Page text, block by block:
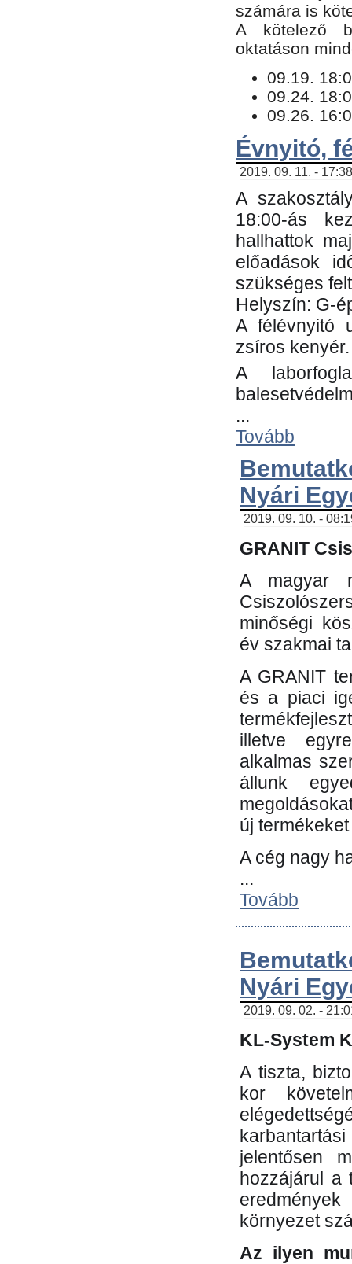
számára is
​A kötelező
oktatáson
09.19.
09.24.
09.26.
Évnyitó,
2019. 09. 11. -
A
18:00-ás
hallhattok
előadások
szükséges
Helyszín: G-
A félévnyitó
zsíros kenyér.
A
...
Tovább
Nyári
2019. 09. 10. -
GRANIT
A magyar
minőségi
év szakmai
A GRANIT
és a piaci
illetve
alkalmas
állunk
új
A cég nagy
...
Tovább
Nyári
2019. 09. 02. -
KL-System
A tiszta,
kor
jelentősen
hozzájárul a
környezet
Az ilyen